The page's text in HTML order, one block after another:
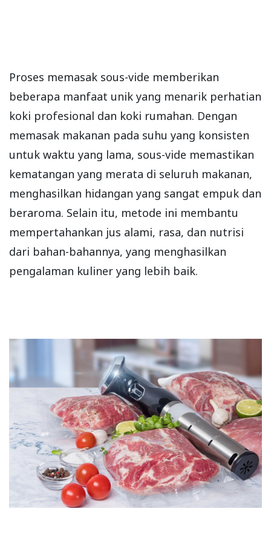
Proses memasak sous-vide memberikan
beberapa manfaat unik yang menarik perhatian
koki profesional dan koki rumahan. Dengan
memasak makanan pada suhu yang konsisten
untuk waktu yang lama, sous-vide memastikan
kematangan yang merata di seluruh makanan,
menghasilkan hidangan yang sangat empuk dan
beraroma. Selain itu, metode ini membantu
mempertahankan jus alami, rasa, dan nutrisi
dari bahan-bahannya, yang menghasilkan
pengalaman kuliner yang lebih baik.